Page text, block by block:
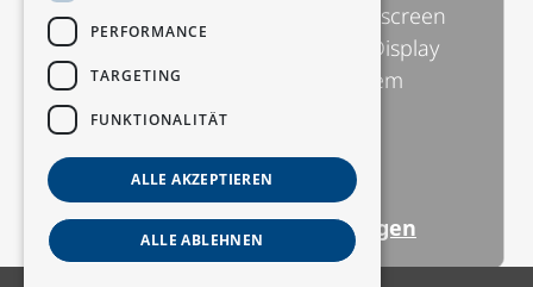
Schwenkbarer 15,6-Zoll-Touchscreen
Augmented Reality-Head-up-Display
Panoramadach mit elektrischem
Sonnenschutz
Gestenerkennung
Alle Hauptmerkmale anzeigen
PERFORMANCE
TARGETING
FUNKTIONALITÄT
ALLE AKZEPTIEREN
ALLE ABLEHNEN